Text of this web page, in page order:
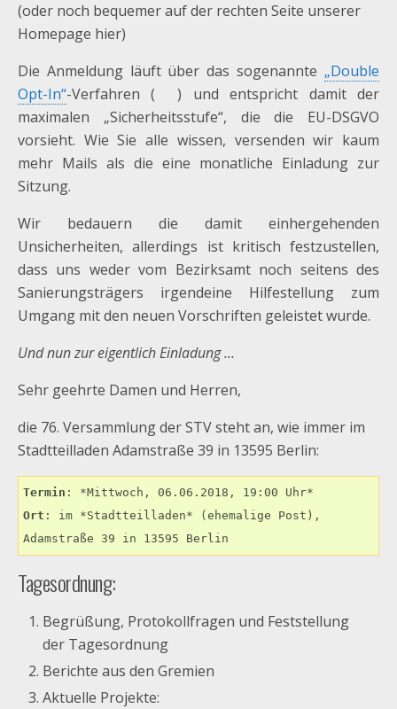
(oder noch bequemer auf der rechten Seite unserer
Homepage hier)
Die Anmeldung läuft über das sogenannte „Double
Opt-In“-Verfahren ( ) und entspricht damit der
maximalen „Sicherheitsstufe“, die die EU-DSGVO
vorsieht. Wie Sie alle wissen, versenden wir kaum
mehr Mails als die eine monatliche Einladung zur
Sitzung.
Wir bedauern die damit einhergehenden
Unsicherheiten, allerdings ist kritisch festzustellen,
dass uns weder vom Bezirksamt noch seitens des
Sanierungsträgers irgendeine Hilfestellung zum
Umgang mit den neuen Vorschriften geleistet wurde.
Und nun zur eigentlich Einladung …
Sehr geehrte Damen und Herren,
die 76. Versammlung der STV steht an, wie immer im
Stadtteilladen Adamstraße 39 in 13595 Berlin:
Termin
Ort : im *Stadtteilladen* (ehemalige Post),
Adamstraße 39 in 13595 Berlin
Tagesordnung:
Begrüßung, Protokollfragen und Feststellung
der Tagesordnung
Berichte aus den Gremien
Aktuelle Projekte: